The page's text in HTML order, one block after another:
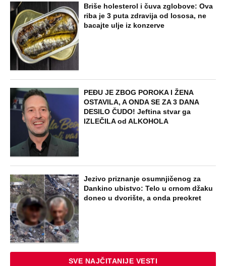
Briše holesterol i čuva zglobove: Ova
riba je 3 puta zdravija od lososa, ne
bacajte ulje iz konzerve
PEĐU JE ZBOG POROKA I ŽENA
OSTAVILA, A ONDA SE ZA 3 DANA
DESILO ČUDO! Jeftina stvar ga
IZLEČILA od ALKOHOLA
Jezivo priznanje osumnjičenog za
Dankino ubistvo: Telo u crnom džaku
doneo u dvorište, a onda preokret
SVE NAJČITANIJE VESTI